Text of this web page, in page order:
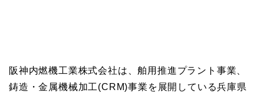
阪神内燃機工業株式会社は、舶用推進プラント事業、
鋳造・金属機械加工(CRM)事業を展開している兵庫県